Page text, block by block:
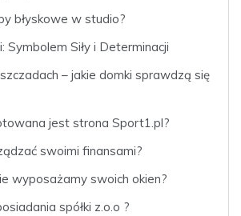
błyskowe w studio?
Symbolem Siły i Determinacji
– jakie domki sprawdzą się
jest strona Sport1.pl?
swoimi finansami?
wyposażamy swoich okien?
spółki z.o.o ?